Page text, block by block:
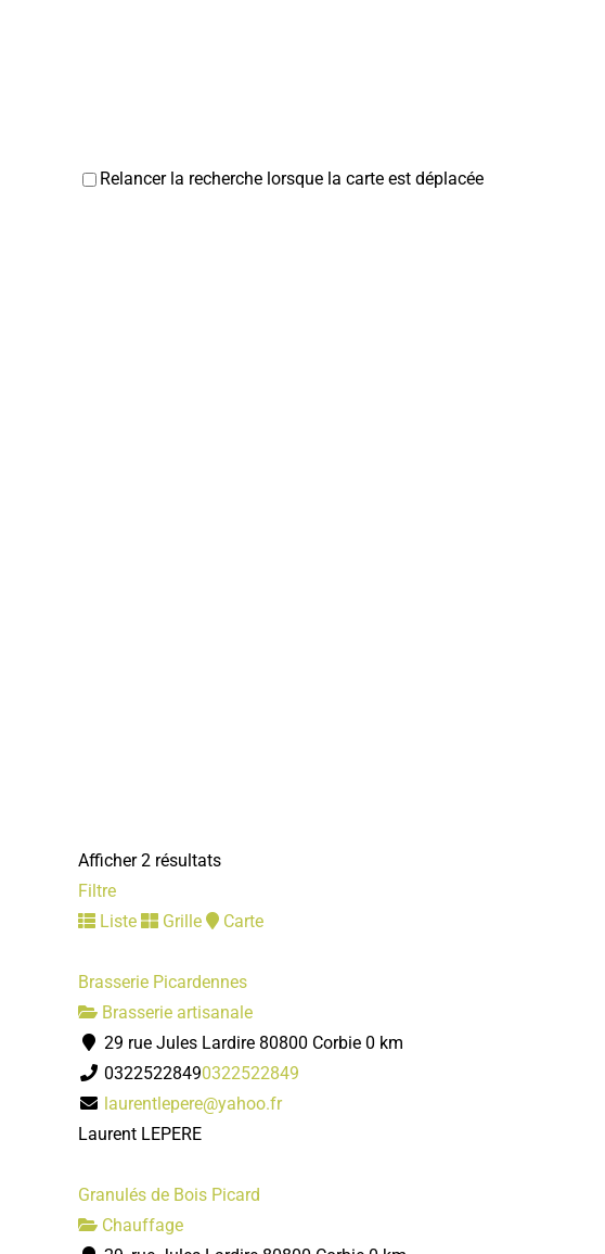
Relancer la recherche lorsque la carte est déplacée
Afficher 2 résultats
Filtre
Liste
Grille Carte
Brasserie Picardennes
Brasserie artisanale
29 rue Jules Lardire 80800 Corbie 0 km
03225228490322522849
laurentlepere@yahoo.fr
Laurent LEPERE
Granulés de Bois Picard
Chauffage